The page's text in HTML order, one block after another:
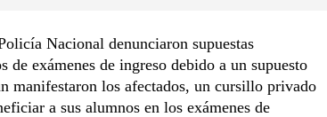
Nacional denunciaron supuestas
de exámenes de ingreso debido a un supuesto
manifestaron los afectados, un cursillo privado
a sus alumnos en los exámenes de